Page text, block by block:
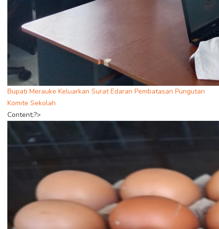
Bupati Merauke Keluarkan Surat Edaran Pembatasan Pungutan
Komite Sekolah
Content;?>